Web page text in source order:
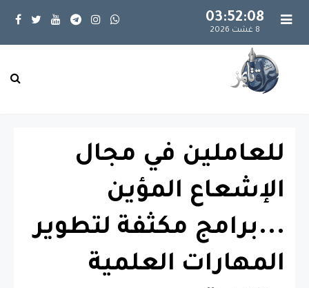
03:52:09
8 غشت 2026
للعاملين في مجال
الإشعاع المؤين
...برامج مكثفة لتطوير
المهارات العلمية